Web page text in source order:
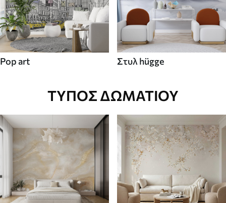
Pop art Στυλ hügge
ΤΎΠΟΣ ΔΩΜΑΤΊΟΥ